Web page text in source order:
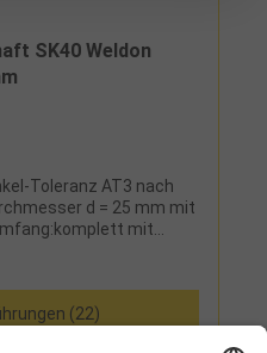
SK40 Weldon
Toleranz AT3 nach
d = 25 mm mit
mit
(22)